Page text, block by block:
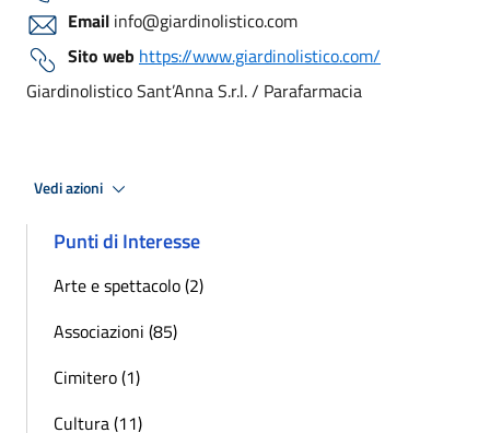
Email info@giardinolistico.com
Sito web https://www.giardinolistico.com/
Giardinolistico Sant’Anna S.r.l. / Parafarmacia
Vedi azioni
Punti di Interesse
Arte e spettacolo (2)
Associazioni (85)
Cimitero (1)
Cultura (11)